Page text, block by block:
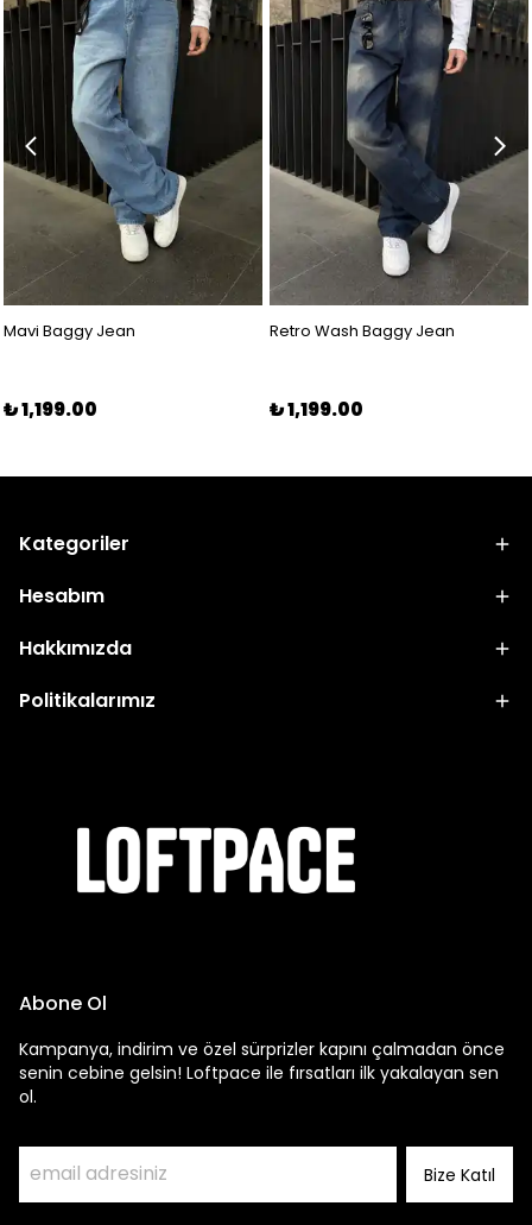
Mavi Baggy Jean
₺ 1,199.00
Retro Wash Baggy Jean
₺ 1,199.00
Kategoriler
Hesabım
Hakkımızda
Politikalarımız
Abone Ol
Kampanya, indirim ve özel sürprizler kapını çalmadan önce
senin cebine gelsin! Loftpace ile fırsatları ilk yakalayan sen
ol.
Bize Katıl